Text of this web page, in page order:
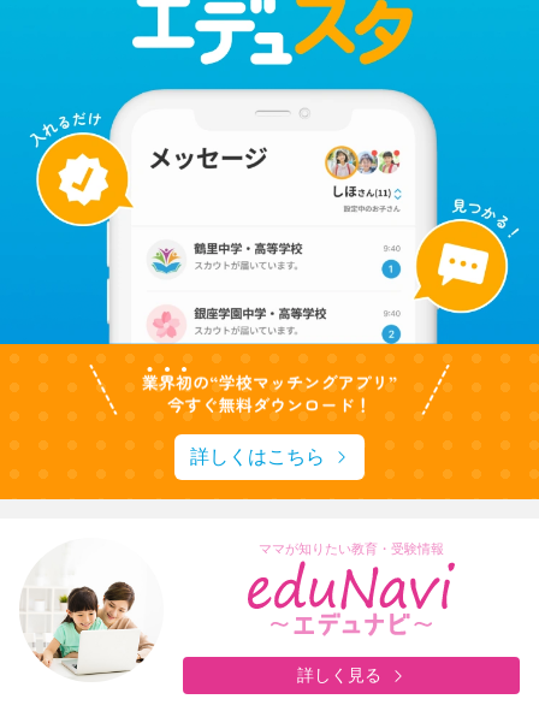
詳しくはこちら
ママが知りたい教育・受験情報
詳しく見る